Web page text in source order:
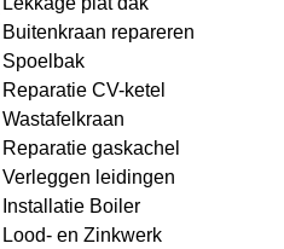
Buitenkraan repareren
Spoelbak
Reparatie CV-ketel
Wastafelkraan
Reparatie gaskachel
Verleggen leidingen
Installatie Boiler
Lood- en Zinkwerk